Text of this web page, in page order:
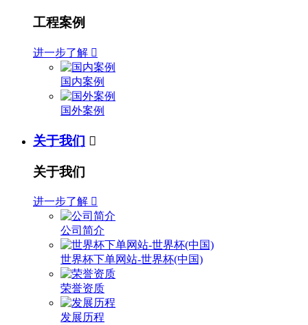
工程案例
进一步了解 
国内案例
国外案例
关于我们 
关于我们
进一步了解 
公司简介
世界杯下单网站-世界杯(中国)
荣誉资质
发展历程